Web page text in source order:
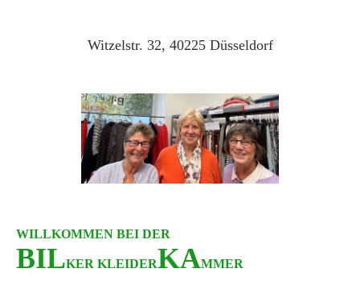
Witzelstr. 32, 40225 Düsseldorf
WILLKOMMEN BEI DER
BILKER KLEIDERKAMMER